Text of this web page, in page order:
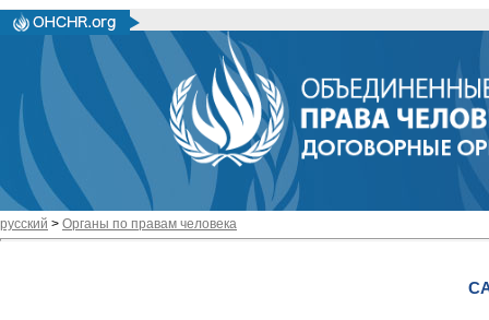
русский > Органы по правам человека